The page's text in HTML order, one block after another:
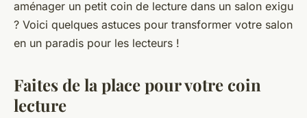
aménager un petit coin de lecture dans un salon exigu
? Voici quelques astuces pour transformer votre salon
en un paradis pour les lecteurs !
Faites de la place pour votre coin
lecture